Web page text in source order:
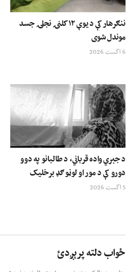
ننګرهار کې د یوې ۱۲ کلنۍ نجلۍ جسد
موندل شوی
6 اگست 2026
د جبري واده قرباني، د طالبانو په دوو
دورو کې د مور او لوڼو ګډ برخلیک
5 اگست 2026
ځواب دلته پرېږدئ